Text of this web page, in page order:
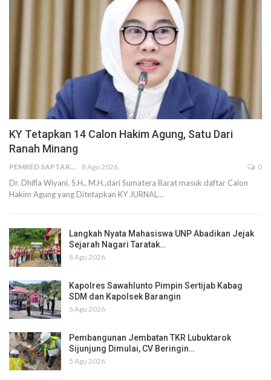
KY Tetapkan 14 Calon Hakim Agung, Satu Dari
Ranah Minang
PEMRED SAPTARIUS 8 Agu 2026 0
Dr. Dhifla Wiyani, S.H., M.H.,dari Sumatera Barat masuk daftar Calon
Hakim Agung yang Ditetapkan KY JURNAL…
Langkah Nyata Mahasiswa UNP Abadikan Jejak
Sejarah Nagari Taratak…
8 Agu 2026
Kapolres Sawahlunto Pimpin Sertijab Kabag
SDM dan Kapolsek Barangin
6 Agu 2026
Pembangunan Jembatan TKR Lubuktarok
Sijunjung Dimulai, CV Beringin…
5 Agu 2026